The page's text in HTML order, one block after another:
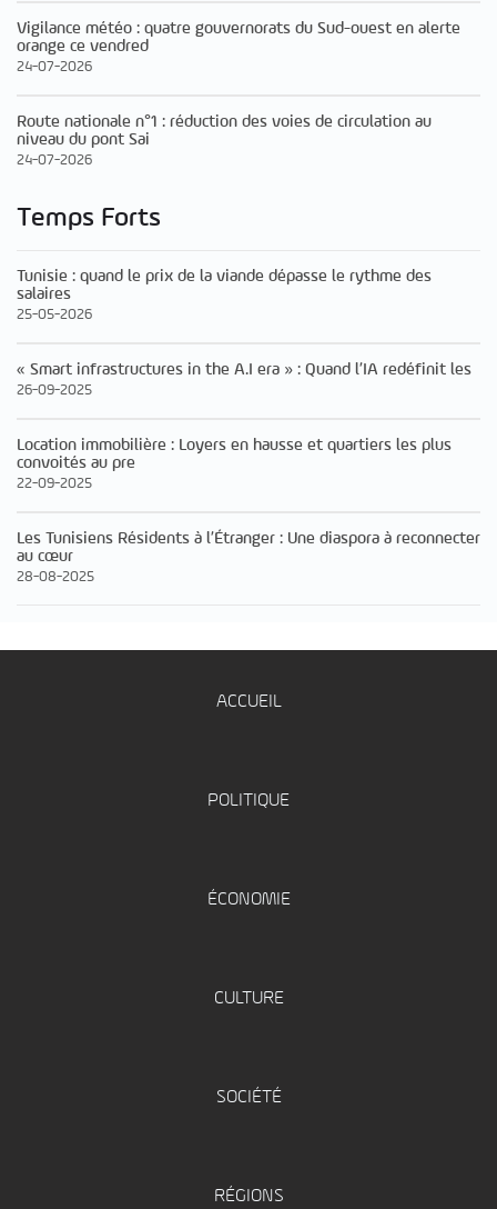
Vigilance météo : quatre gouvernorats du Sud-ouest en alerte
orange ce vendred
24-07-2026
Route nationale n°1 : réduction des voies de circulation au
niveau du pont Sai
24-07-2026
Temps Forts
Tunisie : quand le prix de la viande dépasse le rythme des
salaires
25-05-2026
« Smart infrastructures in the A.I era » : Quand l’IA redéfinit les
26-09-2025
Location immobilière : Loyers en hausse et quartiers les plus
convoités au pre
22-09-2025
Les Tunisiens Résidents à l’Étranger : Une diaspora à reconnecter
au cœur
28-08-2025
ACCUEIL
POLITIQUE
ÉCONOMIE
CULTURE
SOCIÉTÉ
RÉGIONS